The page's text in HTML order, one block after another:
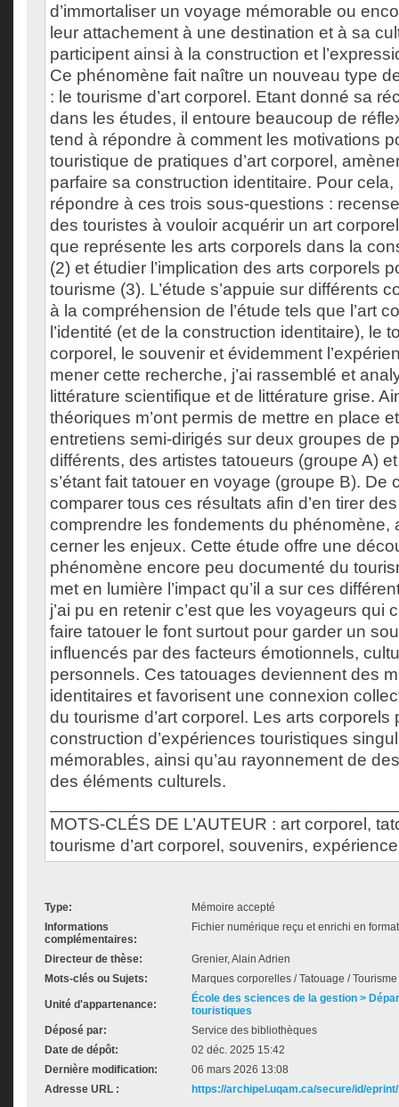
d’immortaliser un voyage mémorable ou
leur attachement à une destination et à sa
participent ainsi à la construction et
Ce phénomène fait naître un nouveau type
: le tourisme d’art corporel. Etant donné sa
dans les études, il entoure beaucoup de
tend à répondre à comment les motivations
touristique de pratiques d’art corporel,
parfaire sa construction identitaire. Pour cela,
répondre à ces trois sous-questions :
des touristes à vouloir acquérir un art
que représente les arts corporels dans la
(2) et étudier l’implication des arts corporels
tourisme (3). L’étude s’appuie sur différents
à la compréhension de l’étude tels que l’art
l’identité (et de la construction identitaire), le
corporel, le souvenir et évidemment
mener cette recherche, j’ai rassemblé et
littérature scientifique et de littérature grise.
théoriques m’ont permis de mettre en place
entretiens semi-dirigés sur deux groupes de
différents, des artistes tatoueurs (groupe A)
s’étant fait tatouer en voyage (groupe B). De
comparer tous ces résultats afin d’en tirer
comprendre les fondements du phénomène,
cerner les enjeux. Cette étude offre une
phénomène encore peu documenté du
met en lumière l’impact qu’il a sur ces
j’ai pu en retenir c’est que les voyageurs qui
faire tatouer le font surtout pour garder un
influencés par des facteurs émotionnels,
personnels. Ces tatouages deviennent des
identitaires et favorisent une connexion
du tourisme d’art corporel. Les arts corporels
construction d’expériences touristiques
mémorables, ainsi qu’au rayonnement de
des éléments culturels.
MOTS-CLÉS DE L’AUTEUR : art corporel,
tourisme d’art corporel, souvenirs,
Type:
Mémoire accepté
Informations
complémentaires:
Fichier numérique reçu et enrichi en
Directeur de thèse:
Grenier, Alain Adrien
Mots-clés ou Sujets:
Marques corporelles / Tatouage /
Unité d'appartenance:
École des sciences de la gestion >
touristiques
Déposé par:
Service des bibliothèques
Date de dépôt:
02 déc. 2025 15:42
Dernière modification:
06 mars 2026 13:08
Adresse URL :
https://archipel.uqam.ca/secure/id/